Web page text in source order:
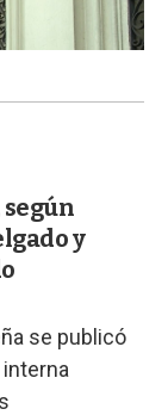
y
se publicó